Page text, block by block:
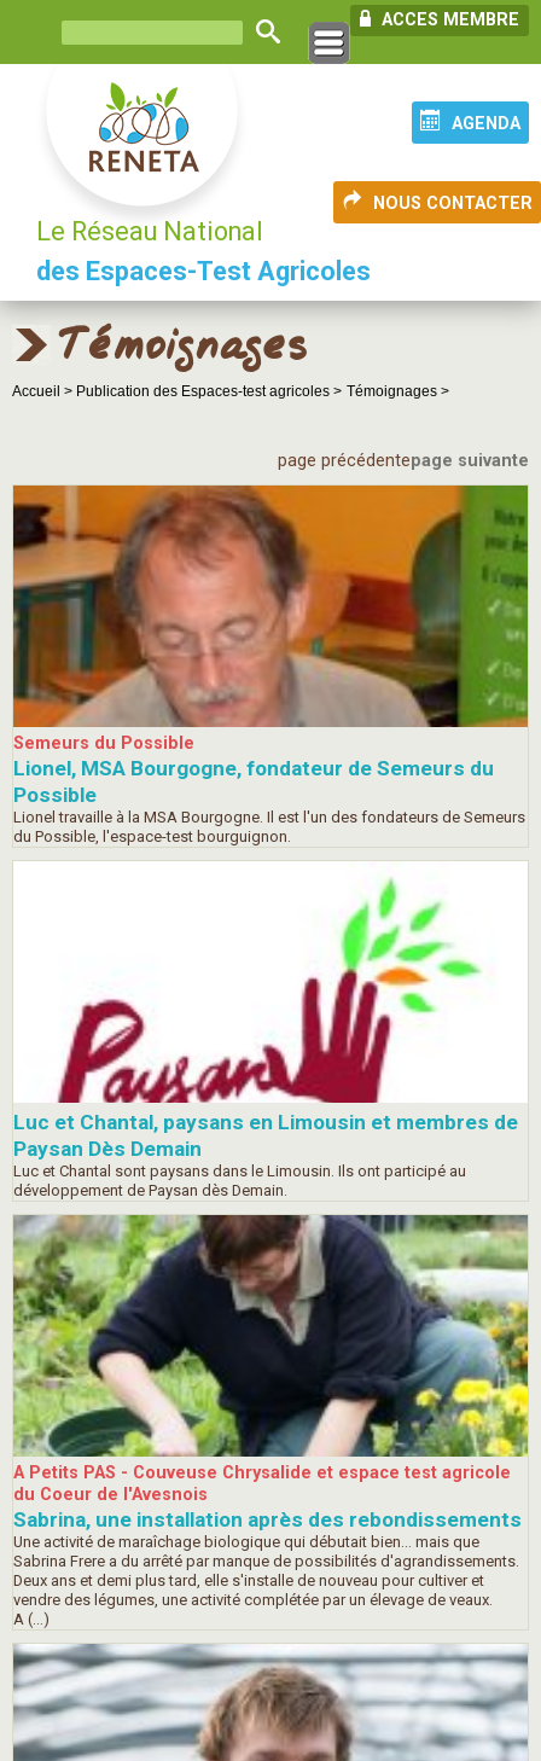
ACCES MEMBRE
AGENDA
NOUS CONTACTER
Le Réseau National
des Espaces-Test Agricoles
Témoignages
Accueil > Publication des Espaces-test agricoles > Témoignages >
page précédentepage suivante
Semeurs du Possible
Lionel, MSA Bourgogne, fondateur de Semeurs du
Possible
Lionel travaille à la MSA Bourgogne. Il est l'un des fondateurs de Semeurs
du Possible, l'espace-test bourguignon.
Luc et Chantal, paysans en Limousin et membres de
Paysan Dès Demain
Luc et Chantal sont paysans dans le Limousin. Ils ont participé au
développement de Paysan dès Demain.
A Petits PAS - Couveuse Chrysalide et espace test agricole
du Coeur de l'Avesnois
Sabrina, une installation après des rebondissements
Une activité de maraîchage biologique qui débutait bien... mais que
Sabrina Frere a du arrêté par manque de possibilités d'agrandissements.
Deux ans et demi plus tard, elle s'installe de nouveau pour cultiver et
vendre des légumes, une activité complétée par un élevage de veaux.
A (…)